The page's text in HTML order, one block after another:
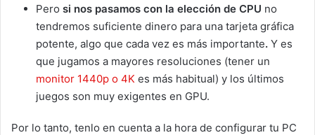
Pero si nos pasamos con la elección de CPU no
tendremos suficiente dinero para una tarjeta gráfica
potente, algo que cada vez es más importante. Y es
que jugamos a mayores resoluciones (tener un
monitor 1440p o 4K es más habitual) y los últimos
juegos son muy exigentes en GPU.
Por lo tanto, tenlo en cuenta a la hora de configurar tu PC